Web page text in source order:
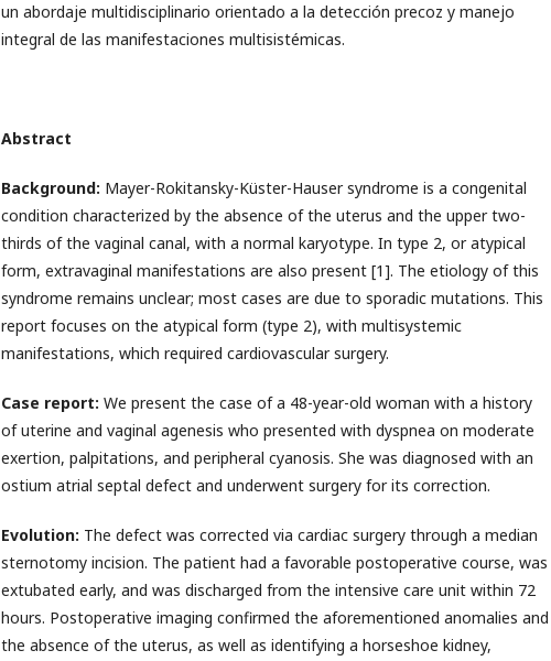
un abordaje multidisciplinario orientado a la detección precoz y manejo
integral de las manifestaciones multisistémicas.
Abstract
Background: Mayer-Rokitansky-Küster-Hauser syndrome is a congenital
condition characterized by the absence of the uterus and the upper two-
thirds of the vaginal canal, with a normal karyotype. In type 2, or atypical
form, extravaginal manifestations are also present [1]. The etiology of this
syndrome remains unclear; most cases are due to sporadic mutations. This
report focuses on the atypical form (type 2), with multisystemic
manifestations, which required cardiovascular surgery.
Case report: We present the case of a 48-year-old woman with a history
of uterine and vaginal agenesis who presented with dyspnea on moderate
exertion, palpitations, and peripheral cyanosis. She was diagnosed with an
ostium atrial septal defect and underwent surgery for its correction.
Evolution: The defect was corrected via cardiac surgery through a median
sternotomy incision. The patient had a favorable postoperative course, was
extubated early, and was discharged from the intensive care unit within 72
hours. Postoperative imaging confirmed the aforementioned anomalies and
the absence of the uterus, as well as identifying a horseshoe kidney,